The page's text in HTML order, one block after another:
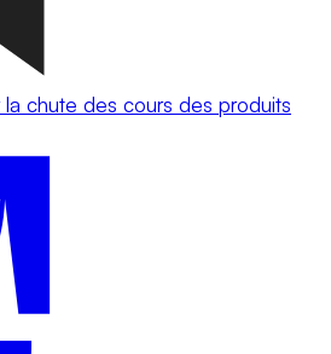
chute des cours des produits